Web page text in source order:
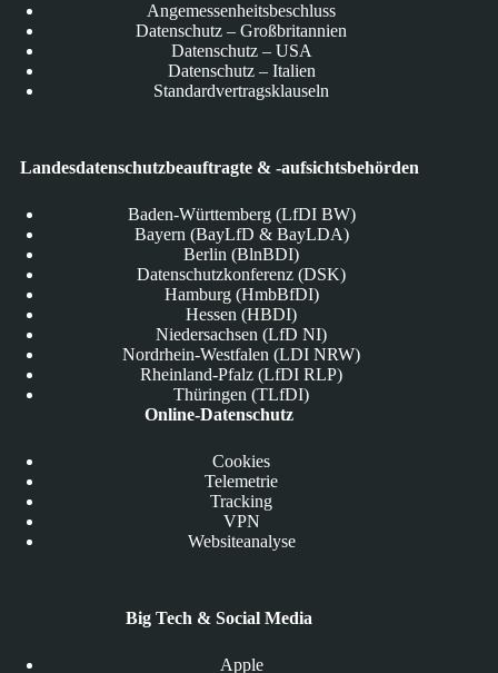
Angemessenheitsbeschluss
Datenschutz – Großbritannien
Datenschutz – USA
Datenschutz – Italien
Standardvertragsklauseln
Landesdatenschutzbeauftragte & -aufsichtsbehörden
Baden-Württemberg (LfDI BW)
Bayern (BayLfD & BayLDA)
Berlin (BlnBDI)
Datenschutzkonferenz (DSK)
Hamburg (HmbBfDI)
Hessen (HBDI)
Niedersachsen (LfD NI)
Nordrhein-Westfalen (LDI NRW)
Rheinland-Pfalz (LfDI RLP)
Thüringen (TLfDI)
Online-Datenschutz
Cookies
Telemetrie
Tracking
VPN
Websiteanalyse
Big Tech & Social Media
Apple